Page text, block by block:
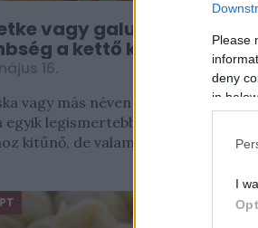
Please
deny
in
I
vagy galuska? Mi a
a kettő között?
16.
vagy más néven nokedli a magyar
egyik legismertebb körete,
kitűnő, de valamivel nyakon